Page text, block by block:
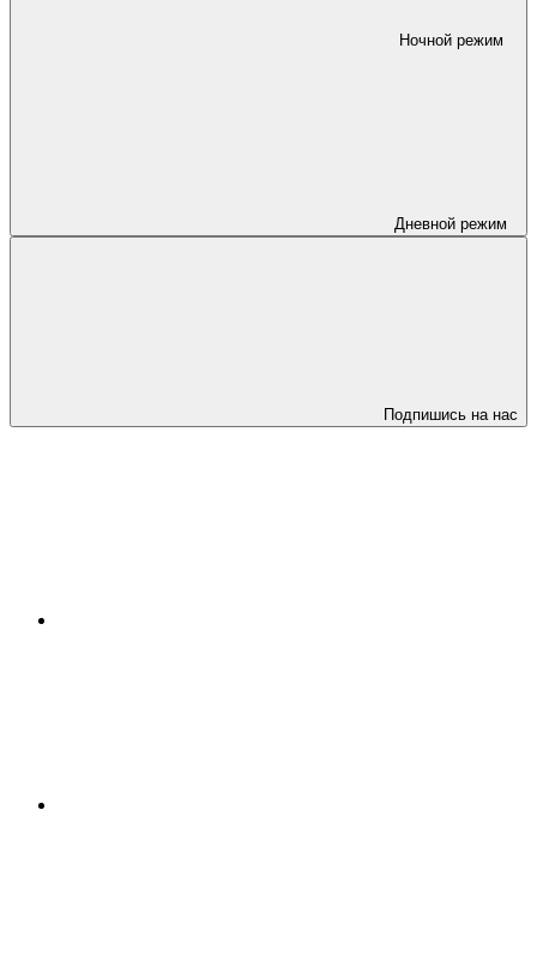
Ночной режим
Дневной режим
Подпишись на нас